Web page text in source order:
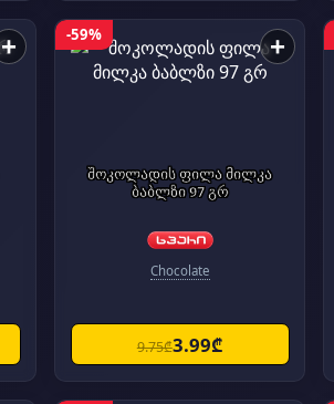
+ -59% +
შოკოლადის ფილა მილკა
ბაბლზი 97 გრ
Chocolate
9.75₾3.99₾